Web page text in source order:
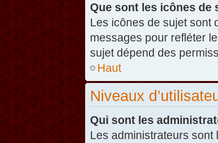
Que sont les icônes de
Les icônes de sujet sont
messages pour refléter
sujet dépend des
Haut
Niveaux
Qui sont les
Les administrateurs